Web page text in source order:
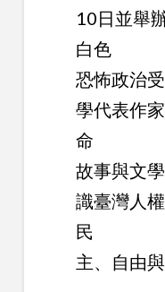
10日並舉
白色
恐怖政治
學代表作
命
故事與文
識臺灣人
民
主、自由